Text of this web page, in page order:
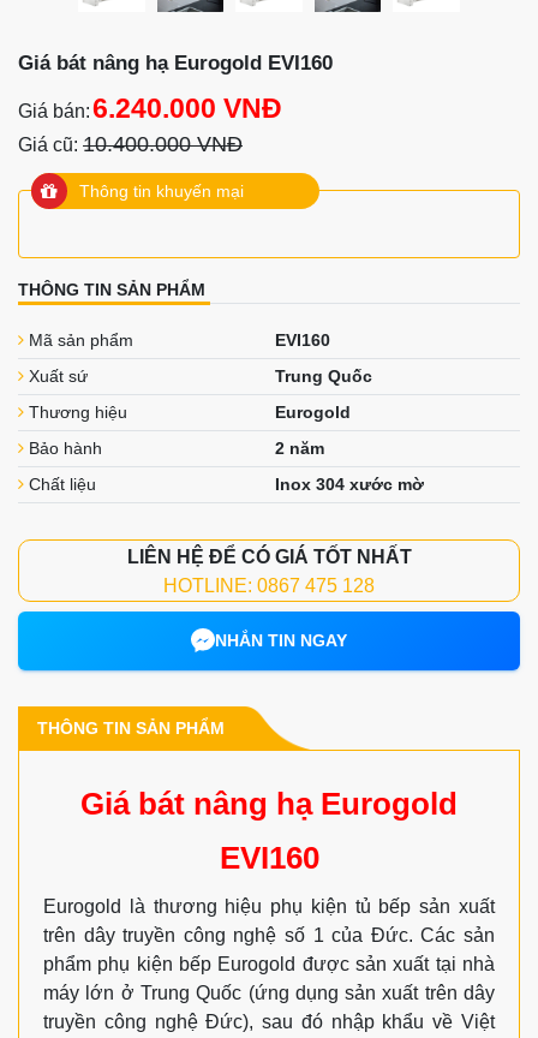
Giá bát nâng hạ Eurogold EVI160
Giá bán:6.240.000 VNĐ
Giá cũ: 10.400.000 VNĐ
Thông tin khuyến mại
THÔNG TIN SẢN PHẨM
Mã sản phẩm
EVI160
Xuất sứ
Trung Quốc
Thương hiệu
Eurogold
Bảo hành
2 năm
Chất liệu
Inox 304 xước mờ
LIÊN HỆ ĐỂ CÓ GIÁ TỐT NHẤT
HOTLINE: 0867 475 128
NHẮN TIN NGAY
THÔNG TIN SẢN PHẨM
Giá bát nâng hạ Eurogold
EVI160
Eurogold là thương hiệu phụ kiện tủ bếp sản xuất
trên dây truyền công nghệ số 1 của Đức. Các sản
phẩm phụ kiện bếp Eurogold được sản xuất tại nhà
máy lớn ở Trung Quốc (ứng dụng sản xuất trên dây
truyền công nghệ Đức), sau đó nhập khẩu về Việt